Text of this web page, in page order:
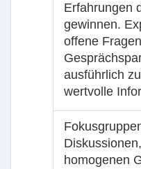
Erfahrungen
gewinnen.
offene
ausführlich
wertvolle
homogenen